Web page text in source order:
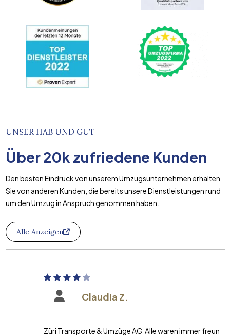
UNSER HAB UND GUT
Über20k zufriedene Kunden
Den besten Eindruck von unserem Umzugsunternehmen erhalten
Sie von anderen Kunden, die bereits unsere Dienstleistungen rund
um den Umzug in Anspruch genommen haben.
Alle Anzeigen
Claudia Z.
Züri Transporte & Umzüge AG Alle waren immer freundlich